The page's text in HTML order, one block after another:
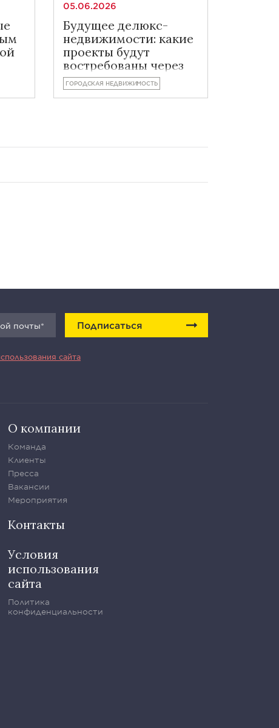
05.06.2026
Будущее делюкс-
недвижимости: какие
проекты будут
востребованы через
пять лет
ГОРОДСКАЯ НЕДВИЖИМОСТЬ
Подписаться
сайта
О компании
Команда
Клиенты
Пресса
Вакансии
Мероприятия
Контакты
Условия
использования
сайта
Политика
конфиденциальности